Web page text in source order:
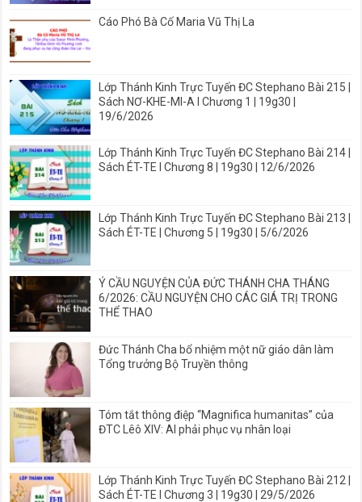
Cáo Phó Bà Cố Maria Vũ Thị La
Lớp Thánh Kinh Trực Tuyến ĐC Stephano Bài 215 |
Sách NƠ-KHE-MI-A I Chương 1 | 19g30 |
19/6/2026
Lớp Thánh Kinh Trực Tuyến ĐC Stephano Bài 214 |
Sách ÉT-TE I Chương 8 | 19g30 | 12/6/2026
Lớp Thánh Kinh Trực Tuyến ĐC Stephano Bài 213 |
Sách ÉT-TE | Chương 5 | 19g30 | 5/6/2026
Ý CẦU NGUYỆN CỦA ĐỨC THÁNH CHA THÁNG
6/2026: CẦU NGUYỆN CHO CÁC GIÁ TRỊ TRONG
THỂ THAO
Đức Thánh Cha bổ nhiệm một nữ giáo dân làm
Tổng trưởng Bộ Truyền thông
Tóm tắt thông điệp “Magnifica humanitas” của
ĐTC Lêô XIV: AI phải phục vụ nhân loại
Lớp Thánh Kinh Trực Tuyến ĐC Stephano Bài 212 |
Sách ÉT-TE I Chương 3 | 19g30 | 29/5/2026